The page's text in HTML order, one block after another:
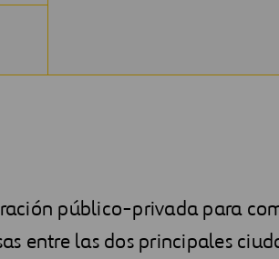
público-privada para
entre las dos principales